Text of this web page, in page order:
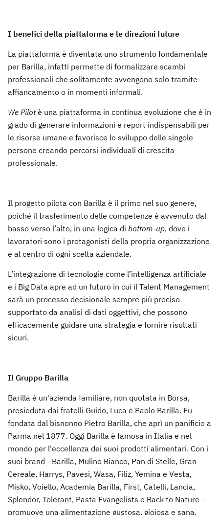
I benefici della piattaforma e le direzioni future
La piattaforma è diventata uno strumento fondamentale
per Barilla, infatti permette di formalizzare scambi
professionali che solitamente avvengono solo tramite
affiancamento o in momenti informali.
We Pilotè una piattaforma in continua evoluzione che è in
grado di generare informazioni e report indispensabili per
le risorse umane e favorisce lo sviluppo delle singole
persone creando percorsi individuali di crescita
professionale.
Il progetto pilota con Barilla è il primo nel suo genere,
poiché il trasferimento delle competenze è avvenuto dal
basso verso l’alto, in una logica di bottom-up, dove i
lavoratori sono i protagonisti della propria organizzazione
e al centro di ogni scelta aziendale.
L’integrazione di tecnologie come l’intelligenza artificiale
e i Big Data apre ad un futuro in cui il Talent Management
sarà un processo decisionale sempre più preciso
supportato da analisi di dati oggettivi, che possono
efficacemente guidare una strategia e fornire risultati
sicuri.
Il Gruppo Barilla
Barilla è un'azienda familiare, non quotata in Borsa,
presieduta dai fratelli Guido, Luca e Paolo Barilla. Fu
fondata dal bisnonno Pietro Barilla, che aprì un panificio a
Parma nel 1877. Oggi Barilla è famosa in Italia e nel
mondo per l'eccellenza dei suoi prodotti alimentari. Con i
suoi brand - Barilla, Mulino Bianco, Pan di Stelle, Gran
Cereale, Harrys, Pavesi, Wasa, Filiz, Yemina e Vesta,
Misko, Voiello, Academia Barilla, First, Catelli, Lancia,
Splendor, Tolerant, Pasta Evangelists e Back to Nature -
promuove una alimentazione gustosa, gioiosa e sana,